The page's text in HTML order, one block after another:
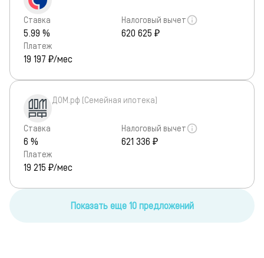
Ставка
5.99 %
Налоговый вычет
620 625 ₽
Платеж
19 197 ₽/мес
ДОМ.рф (Семейная ипотека)
Ставка
6 %
Налоговый вычет
621 336 ₽
Платеж
19 215 ₽/мес
Показать еще 10 предложений